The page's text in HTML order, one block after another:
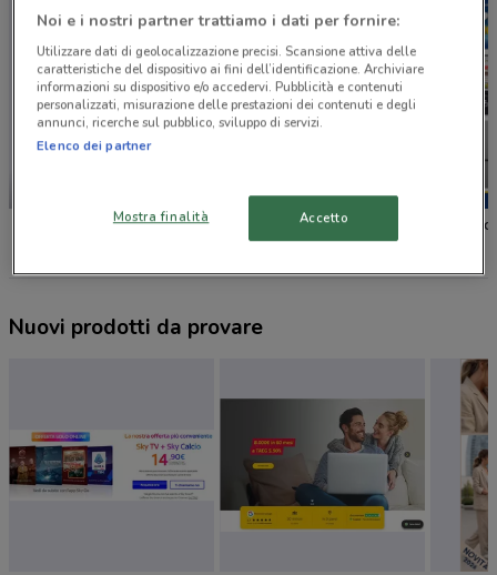
Nuovi prodotti da provare
Noi e i nostri partner trattiamo i dati per fornire:
Utilizzare dati di geolocalizzazione precisi. Scansione attiva delle
caratteristiche del dispositivo ai fini dell’identificazione. Archiviare
informazioni su dispositivo e/o accedervi. Pubblicità e contenuti
personalizzati, misurazione delle prestazioni dei contenuti e degli
annunci, ricerche sul pubblico, sviluppo di servizi.
Elenco dei partner
Mostra finalità Accetto